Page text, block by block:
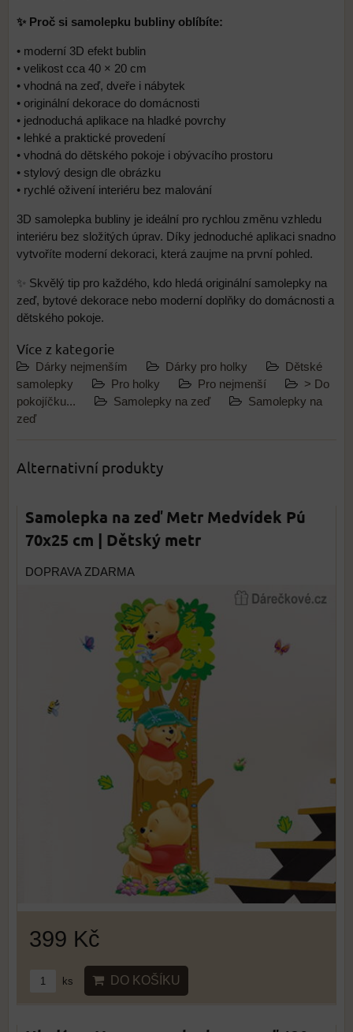
✨ Proč si samolepku bubliny oblíbíte:
• moderní 3D efekt bublin
• velikost cca 40 × 20 cm
• vhodná na zeď, dveře i nábytek
• originální dekorace do domácnosti
• jednoduchá aplikace na hladké povrchy
• lehké a praktické provedení
• vhodná do dětského pokoje i obývacího prostoru
• stylový design dle obrázku
• rychlé oživení interiéru bez malování
3D samolepka bubliny je ideální pro rychlou změnu vzhledu
interiéru bez složitých úprav. Díky jednoduché aplikaci snadno
vytvoříte moderní dekoraci, která zaujme na první pohled.
✨ Skvělý tip pro každého, kdo hledá originální samolepky na
zeď, bytové dekorace nebo moderní doplňky do domácnosti a
dětského pokoje.
Více z kategorie
Dárky nejmenším Dárky pro holky
Dětské
samolepky
Pro holky Pro nejmenší
> Do
pokojíčku...
Samolepky na zeď
Samolepky na
zeď
Alternativní produkty
Samolepka na zeď Metr Medvídek Pú
70x25 cm | Dětský metr
DOPRAVA ZDARMA
399 Kč
ks DO KOŠÍKU